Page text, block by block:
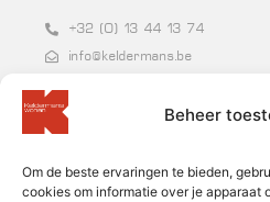
Beheer
Om de beste ervaringen te bieden,
cookies om informatie over je apparaat
+32 (0) 13 44 13 74
info@keldermans.be
BTW BE 0400.954.250
Nieuwsbrief